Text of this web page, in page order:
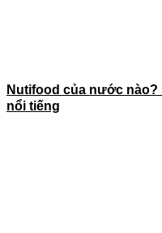
Nutifood của nước
nổi tiếng